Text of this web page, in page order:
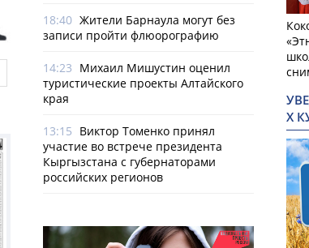
18:40 Жители Барнаула могут без
записи пройти флюорографию
14:23 Михаил Мишустин оценил
туристические проекты Алтайского
края
13:15 Виктор Томенко принял
участие во встрече президента
Кыргызстана с губернаторами
российских регионов
Х